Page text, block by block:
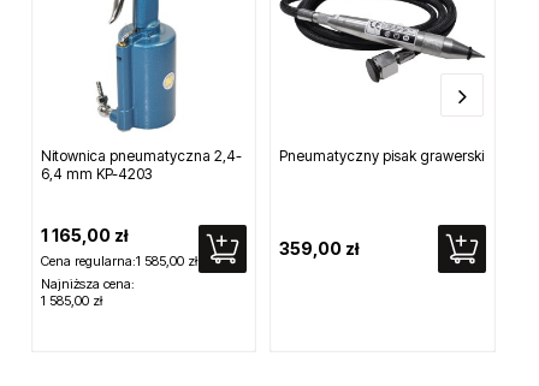
Nitownica pneumatyczna 2,4-
6,4 mm KP-4203
1 165,00 zł
Cena regularna:1 585,00 zł
Najniższa cena:
1 585,00 zł
Pneumatyczny pisak grawerski
359,00 zł